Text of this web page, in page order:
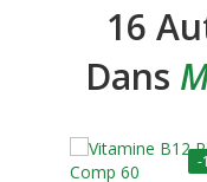
16
Dans
-